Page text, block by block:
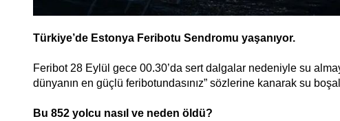
Türkiye’de Estonya Feribotu Sendromu yaşanıyor.
Feribot 28 Eylül gece 00.30’da sert dalgalar nedeniyle su
dünyanın en güçlü feribotundasınız” sözlerine kanarak su
Bu 852 yolcu nasıl ve neden öldü?